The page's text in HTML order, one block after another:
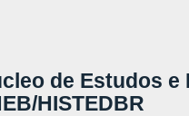
de Estudos e
HISTEDBR